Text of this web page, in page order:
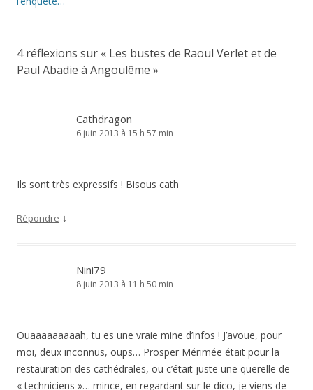
4 réflexions sur « Les bustes de Raoul Verlet et de
Paul Abadie à Angoulême »
Cathdragon
6 juin 2013 à 15 h 57 min
Ils sont très expressifs ! Bisous cath
Répondre ↓
Nini79
8 juin 2013 à 11 h 50 min
Ouaaaaaaaaah, tu es une vraie mine d’infos ! J’avoue, pour
moi, deux inconnus, oups… Prosper Mérimée était pour la
restauration des cathédrales, ou c’était juste une querelle de
« techniciens »… mince, en regardant sur le dico, je viens de